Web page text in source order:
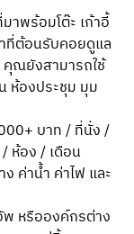
าพร้อมโต๊ะ เก้าอี้
ที่ต้อนรับคอยดูแล
ณยังสามารถใช้
ห้องประชุม มุม
บาท / ที่นั่ง /
ห้อง / เดือน
ค่าน้ำ ค่าไฟ และ
พ หรือองค์กรต่าง